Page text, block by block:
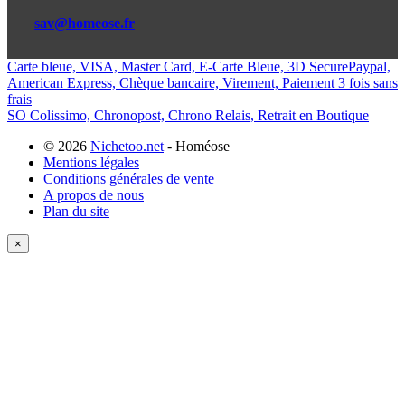
sav@homeose.fr
Carte bleue, VISA, Master Card, E-Carte Bleue, 3D SecurePaypal,
American Express, Chèque bancaire, Virement, Paiement 3 fois sans
frais
SO Colissimo, Chronopost, Chrono Relais, Retrait en Boutique
© 2026 Nichetoo.net - Homéose
Mentions légales
Conditions générales de vente
A propos de nous
Plan du site
×